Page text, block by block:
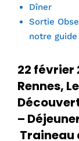
Dîner
Sortie
notre guide
22 février
Rennes,
–
Traineau